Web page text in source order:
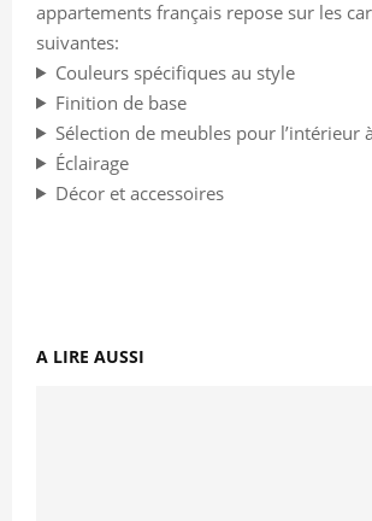
appartements français repose sur les
suivantes:
Couleurs spécifiques au style
Finition de base
Sélection de meubles pour l’intérieur
Éclairage
Décor et accessoires
A LIRE AUSSI